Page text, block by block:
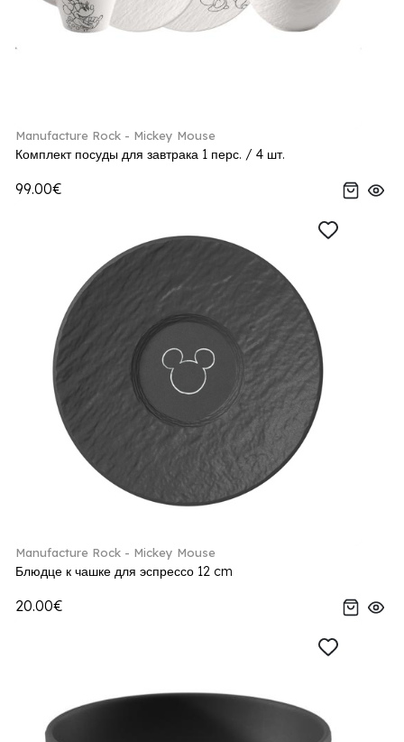
Manufacture Rock - Mickey Mouse
Комплект посуды для завтрака 1 перс. / 4 шт.
99.00€
Manufacture Rock - Mickey Mouse
Блюдце к чашке для эспрессо 12 cm
20.00€